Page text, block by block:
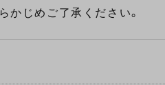
かじめご了承ください。